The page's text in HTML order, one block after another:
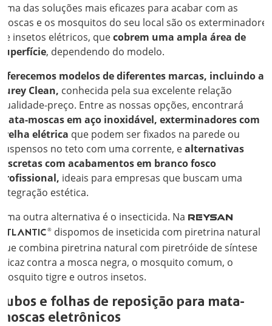
das soluções mais eficazes para acabar com as
e os mosquitos do seu local são os exterminadores
insetos elétricos, quecobrem uma ampla área de
, dependendo do modelo.
modelos de diferentes marcas, incluindo a
Clean, conhecida pela sua excelente relação
preço. Entre as nossas opções, encontrará
moscas em aço inoxidável, exterminadores com
elétrica que podem ser fixados na parede ou
no teto com uma corrente, ealternativas
com acabamentos em branco fosco
ideais para empresas que buscam uma
estética.
outra alternativa é o insecticida. Na REYSAN
® dispomos de inseticida com piretrina natural
combina piretrina natural com piretróide de síntese
contra a mosca negra, o mosquito comum, o
tigre e outros insetos.
e folhas de reposição para mata-
eletrônicos